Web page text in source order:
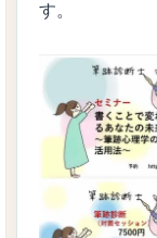
す。